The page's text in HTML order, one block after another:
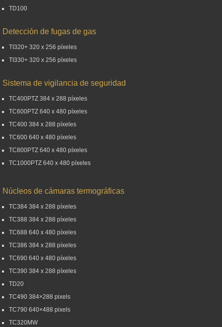
TD100
Detección de fugas de gas
TI320+ 320 x 256 píxeles
TI330+ 320 x 256 píxeles
Sistema de vigilancia de seguridad
TC400PTZ 384 x 288 píxeles
TC600PTZ 640 x 480 píxeles
TC400 384 x 288 píxeles
TC600 640 x 480 píxeles
TC800PTZ 640 x 480 píxeles
TC1000PTZ 640 x 480 píxeles
Núcleos de cámaras termográficas
TC384 384 x 288 píxeles
TC388 384 x 288 píxeles
TC688 640 x 480 píxeles
TC386 384 x 288 píxeles
TC690 640 x 480 píxeles
TC390 384 x 288 píxeles
TD20
TC490 384×288 pixels
TC790 640×488 pixels
TC320MW